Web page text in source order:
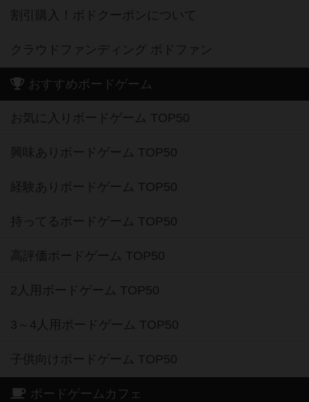
割引購入！ボドクーポンについて
クラウドファンディング ボドファン
おすすめボードゲーム
お気に入りボードゲーム TOP50
興味ありボードゲーム TOP50
経験ありボードゲーム TOP50
持ってるボードゲーム TOP50
高評価ボードゲーム TOP50
2人用ボードゲーム TOP50
3～4人用ボードゲーム TOP50
子供向けボードゲーム TOP50
ボードゲームカフェ